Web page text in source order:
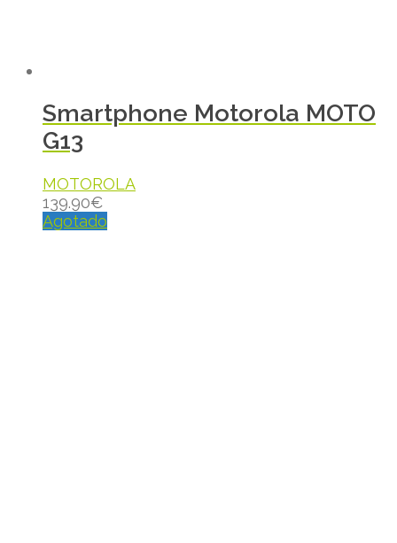
Smartphone Motorola MOTO
G13
MOTOROLA
139.90€
Agotado